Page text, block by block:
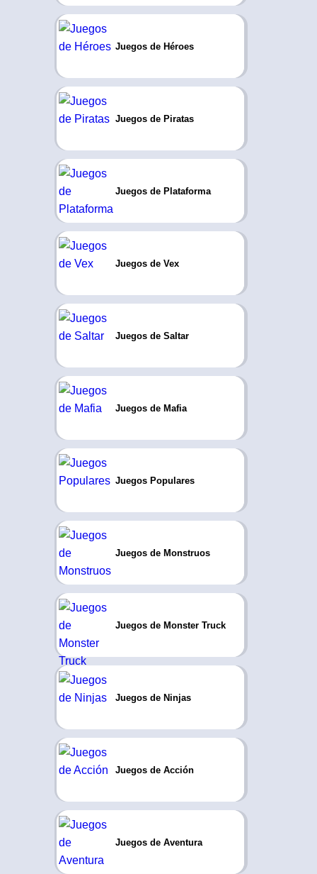
Juegos de Héroes
Juegos de Piratas
Juegos de Plataforma
Juegos de Vex
Juegos de Saltar
Juegos de Mafia
Juegos Populares
Juegos de Monstruos
Juegos de Monster Truck
Juegos de Ninjas
Juegos de Acción
Juegos de Aventura